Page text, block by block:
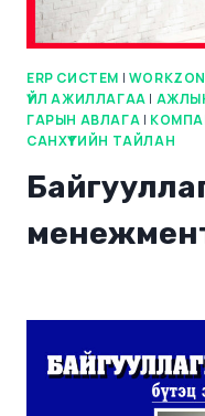
ERP СИСТЕМ |
ҮЙЛ АЖИЛЛАГАА |
ГАРЫН АВЛАГА |
САНХҮҮГИЙН ТАЙЛАН